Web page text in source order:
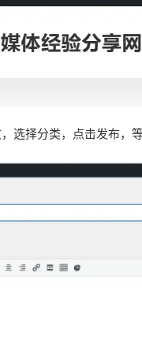
选择分类，点击发布，